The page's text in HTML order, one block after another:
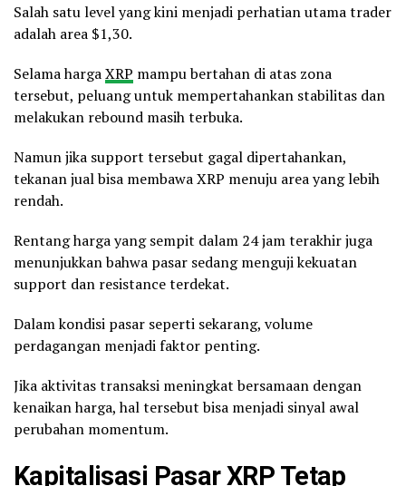
Salah satu level yang kini menjadi perhatian utama trader
adalah area $1,30.
Selama hargaXRP mampu bertahan di atas zona
tersebut, peluang untuk mempertahankan stabilitas dan
melakukan rebound masih terbuka.
Namun jika support tersebut gagal dipertahankan,
tekanan jual bisa membawa XRP menuju area yang lebih
rendah.
Rentang harga yang sempit dalam 24 jam terakhir juga
menunjukkan bahwa pasar sedang menguji kekuatan
support dan resistance terdekat.
Dalam kondisi pasar seperti sekarang, volume
perdagangan menjadi faktor penting.
Jika aktivitas transaksi meningkat bersamaan dengan
kenaikan harga, hal tersebut bisa menjadi sinyal awal
perubahan momentum.
Kapitalisasi Pasar XRP Tetap